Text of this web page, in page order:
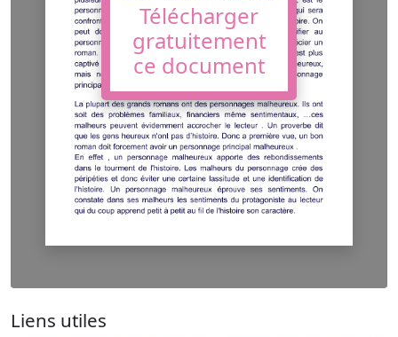
Télécharger
gratuitement
ce document
Liens utiles